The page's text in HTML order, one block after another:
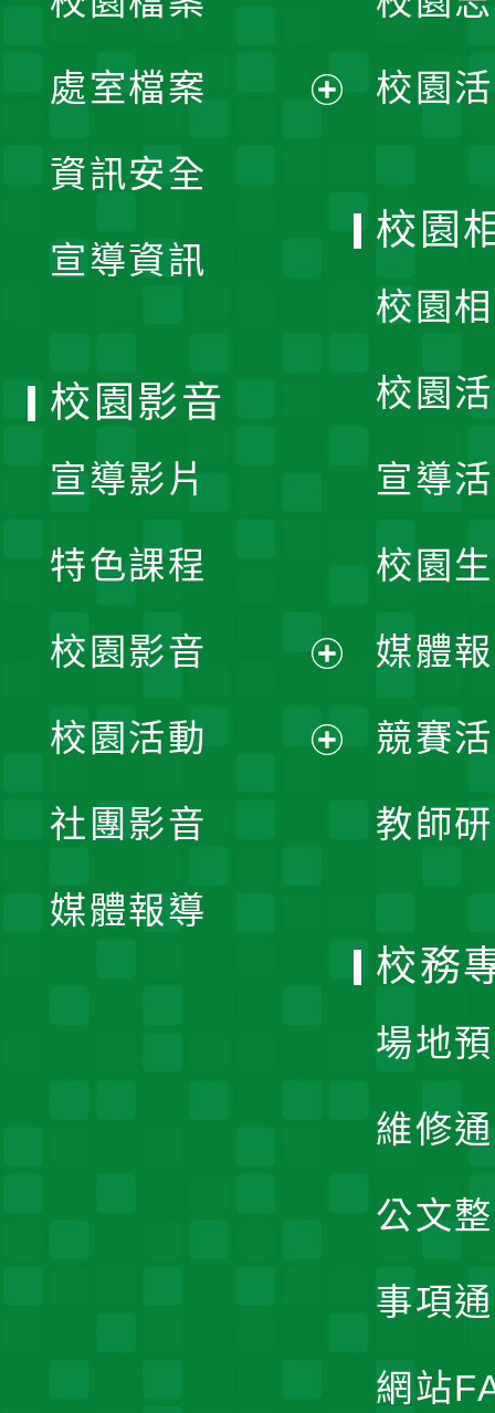
單
處室檔案
資訊安全
宣導資訊
校園
校園
校園
校園
宣導
校園
媒體
競賽
教師
校園影音
宣導影片
特色課程
校園影音
開
校園活動
社團影音
媒體報導
校務
場地
維修
公文
事項
網站